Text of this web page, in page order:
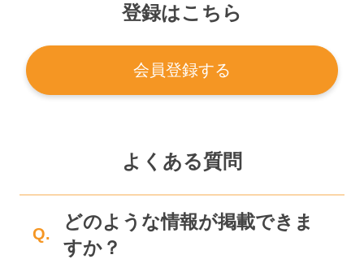
登録はこちら
会員登録する
よくある質問
Q.
どのような情報が掲載できま
すか？